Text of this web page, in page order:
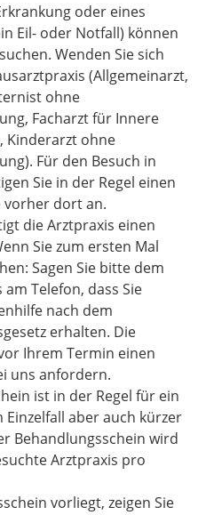
oder eines
Eil- oder Notfall) können
Wenden Sie sich
(Allgemeinarzt,
ohne
Facharzt für Innere
Kinderarzt ohne
Für den Besuch in
Sie in der Regel einen
vorher dort an.
die Arztpraxis einen
Sie zum ersten Mal
Sagen Sie bitte dem
Telefon, dass Sie
nach dem
erhalten. Die
Ihrem Termin einen
uns anfordern.
ist in der Regel für ein
aber auch kürzer
Behandlungsschein wird
Arztpraxis pro
vorliegt, zeigen Sie